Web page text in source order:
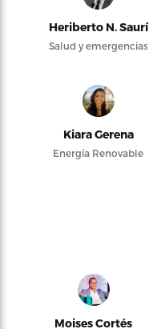
Heriberto N. Saurí
Salud y emergencias
Kiara Gerena
Energía Renovable
Moises Cortés